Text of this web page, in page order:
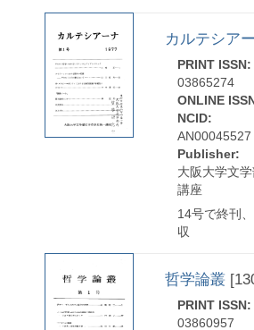
カルテシア
PRINT ISSN:
03865274
ONLINE
NCID:
AN00045527
Publisher:
大阪大学文
講座
14号で終刊
収
哲学論叢
PRINT ISSN:
03860957